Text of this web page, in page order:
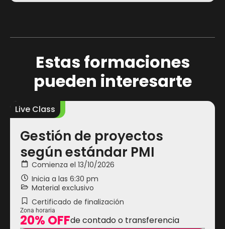
Estas formaciones
pueden interesarte
Live Class
Gestión de proyectos
según estándar PMI
Comienza el 13/10/2026
Inicia a las 6:30 pm
Material exclusivo
Certificado de finalización
Zona horaria
20% OFFde contado o transferencia